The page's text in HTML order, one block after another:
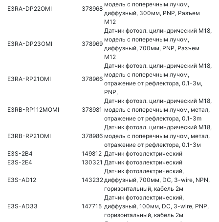
E3RA-DP22OMI 378968
модель с поперечным лучом,
диффузный, 300мм, PNP, Разъем
М12
E3RA-DP23OMI 378969
Датчик фотоэл. цилиндрический M18,
модель с поперечным лучом,
диффузный, 700мм, PNP, Разъем
М12
E3RA-RP21OMI 378966
Датчик фотоэл. цилиндрический M18,
модель с поперечным лучом,
отражение от рефлектора, 0.1-3м,
PNP,
E3RB-RP112MOMI 378981
Датчик фотоэл. цилиндрический M18,
модель с поперечным лучом, метал,
отражение от рефлектора, 0.1-3m
E3RB-RP21OMI 378986
Датчик фотоэл. цилиндрический M18,
модель с поперечным лучом, метал,
отражение от рефлектора, 0.1-3м
E3S-2B4
149812 Датчик фотоэлектрический
E3S-2E4
130321 Датчик фотоэлектрический
E3S-AD12 143232
Датчик фотоэлектрический,
диффузный, 700мм, DC, 3-wire, NPN,
горизонтальный, кабель 2м
E3S-AD33 147715
Датчик фотоэлектрический,
диффузный, 100мм, DC, 3-wire, PNP,
горизонтальный, кабель 2м